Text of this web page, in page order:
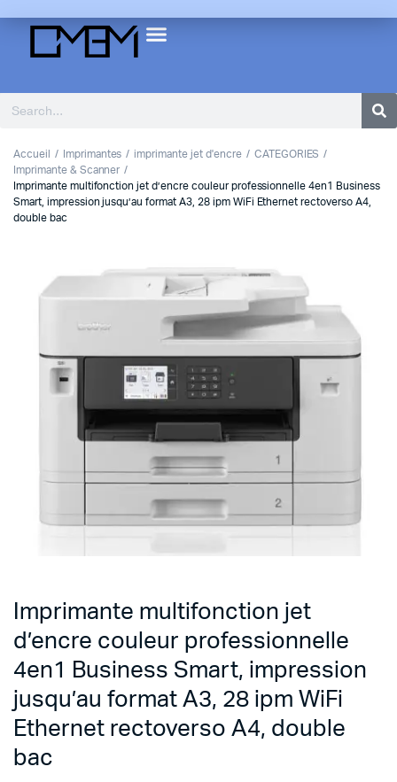
Accueil Imprimantes imprimante jet d'encre
CATEGORIES
Imprimante & Scanner
Imprimante multifonction jet d’encre couleur professionnelle 4en1 Business
Smart, impression jusqu’au format A3, 28 ipm WiFi Ethernet rectoverso A4,
double bac
Imprimante multifonction jet
d’encre couleur professionnelle
4en1 Business Smart, impression
jusqu’au format A3, 28 ipm WiFi
Ethernet rectoverso A4, double
bac